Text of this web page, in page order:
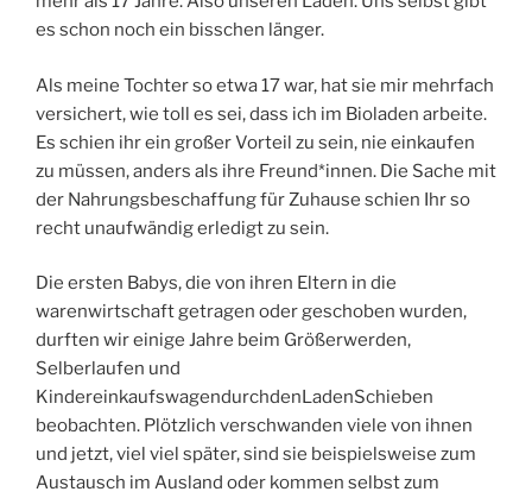
es schon noch ein bisschen länger.
Als meine Tochter so etwa 17 war, hat sie mir mehrfach
versichert, wie toll es sei, dass ich im Bioladen arbeite.
Es schien ihr ein großer Vorteil zu sein, nie einkaufen
zu müssen, anders als ihre Freund*innen. Die Sache mit
der Nahrungsbeschaffung für Zuhause schien Ihr so
recht unaufwändig erledigt zu sein.
Die ersten Babys, die von ihren Eltern in die
warenwirtschaft getragen oder geschoben wurden,
durften wir einige Jahre beim Größerwerden,
Selberlaufen und
KindereinkaufswagendurchdenLadenSchieben
beobachten. Plötzlich verschwanden viele von ihnen
und jetzt, viel viel später, sind sie beispielsweise zum
Austausch im Ausland oder kommen selbst zum